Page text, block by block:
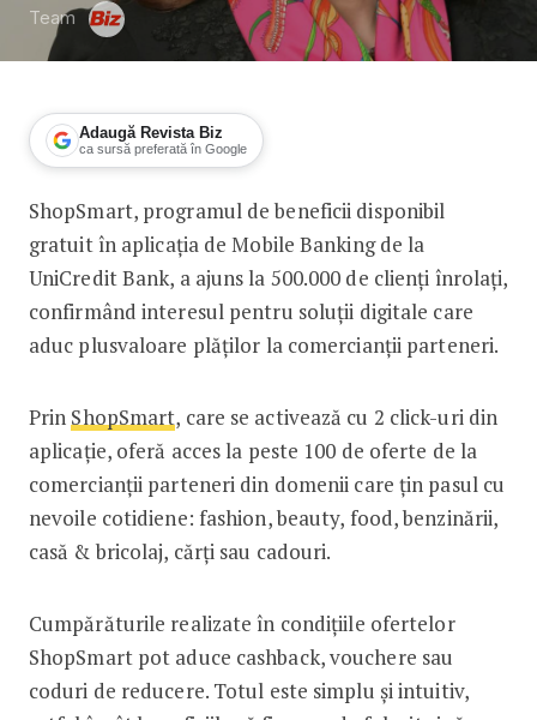
Team
Adaugă Revista Biz
ca sursă preferată în Google
Programul ShopSmart al UniCredit
ShopSmart, programul de beneficii disponibil
gratuit în aplicația de Mobile Banking de la
UniCredit Bank, a ajuns la 500.000 de clienți înrolați,
confirmând interesul pentru soluții digitale care
aduc plusvaloare plăților la comercianții parteneri.
Prin ShopSmart, care se activează cu 2 click-uri din
aplicație, oferă acces la peste 100 de oferte de la
comercianții parteneri din domenii care țin pasul cu
nevoile cotidiene: fashion, beauty, food, benzinării,
casă & bricolaj, cărți sau cadouri.
Cumpărăturile realizate în condițiile ofertelor
ShopSmart pot aduce cashback, vouchere sau
coduri de reducere. Totul este simplu și intuitiv,